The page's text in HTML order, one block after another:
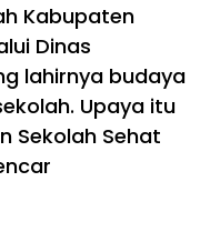
Kabupaten
Dinas
lahirnya budaya
Upaya itu
Sekolah Sehat